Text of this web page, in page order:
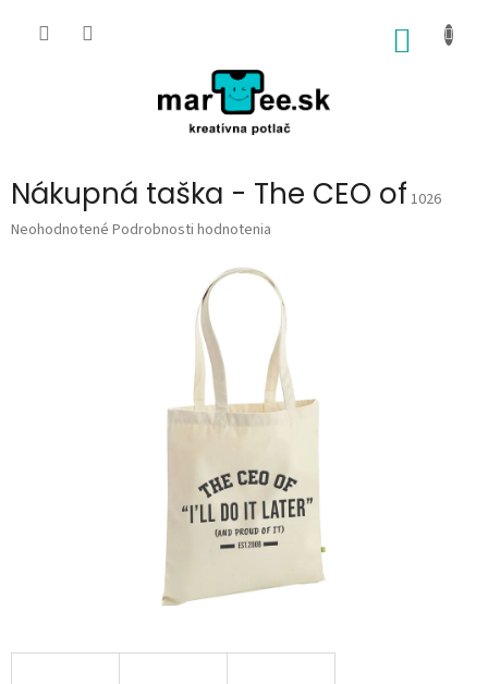
Nákupná taška - The CEO of 1026
Priemerné
Neohodnotené Podrobnosti hodnotenia